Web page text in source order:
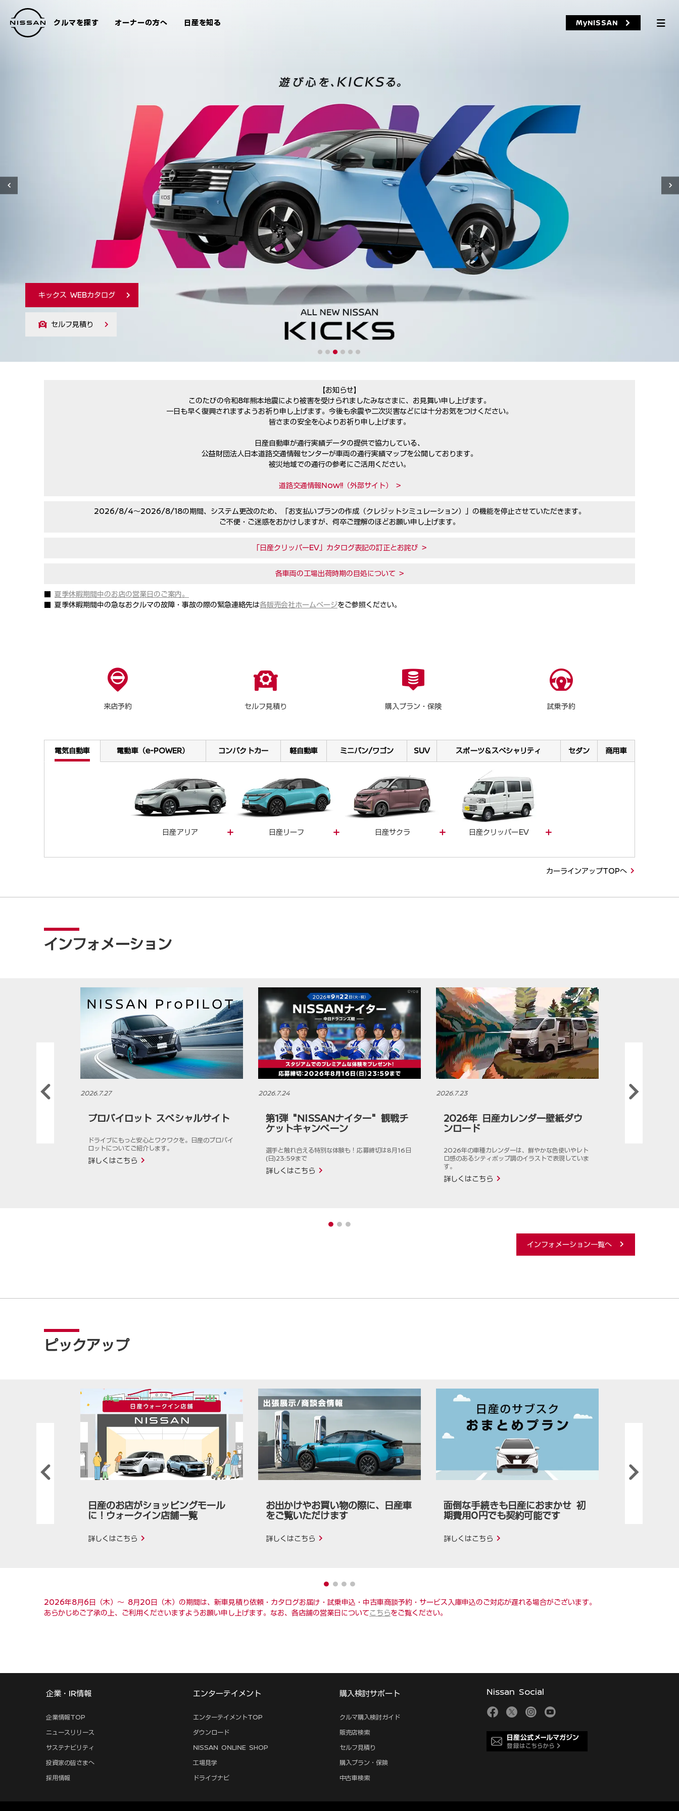
クルマを探す オーナーの方へ 日産を知る MyNISSAN
日産サクラ WEBカタログ
セルフ見積り
2 3 4 5 6
【お知らせ】
このたびの令和8年熊本地震により被害を受けられましたみなさまに、お見舞い申し上げます。
一日も早く復興されますようお祈り申し上げます。 今後も余震や二次災害などには十分お気をつけください。
皆さまの安全を心よりお祈り申し上げます。
日産自動車が通行実績データの提供で協力している、
公益財団法人日本道路交通情報センターが車両の通行実績マップを公開しております。
被災地域での通行の参考にご活用ください。
道路交通情報Now!!（外部サイト） >
2026/8/4〜2026/8/18の期間、システム更改のため、「お支払いプランの作成（クレジットシミュレーション）」の機能を停止させていただきます。
ご不便・ご迷惑をおかけしますが、何卒ご理解のほどお願い申し上げます。
「日産クリッパーEV」カタログ表記の訂正とお詫び >
各車両の工場出荷時期の目処について >
夏季休暇期間中のお店の営業日のご案内。
■ 夏季休暇期間中の急なおクルマの故障・事故の際の緊急連絡先は各販売会社ホームページをご参照ください。
来店予約 セルフ見積り 購入プラン・保険 試乗予約
電気自動車 電動車（e-POWER） コンパクトカー 軽自動車 ミニバン/ワゴン SUV スポーツ＆スペシャリティ セダン 商用車
日産アリア 日産リーフ 日産サクラ 日産クリッパーEV
カーラインアップTOPへ
インフォメーション
Previous
2026.7.27
プロパイロット スペシャルサイト
ドライブにもっと安心とワクワクを。日産のプロパイ
ロットについてご紹介します。
詳しくはこちら
2026.7.24
第1弾 "NISSANナイター" 観戦チ
ケットキャンペーン
選手と触れ合える特別な体験も！応募締切は8月16日
(日)23:59まで
詳しくはこちら
2026.7.23
2026年 日産カレンダー壁紙ダウ
ンロード
2026年の車種カレンダーは、鮮やかな色使いやレト
ロ感のあるシティポップ調のイラストで表現していま
す。
詳しくはこちら
2026.7.23
2 3
インフォメーション一覧へ
ピックアップ
Previous
日産のお店がショッピングモール
に！ウォークイン店舗一覧
詳しくはこちら
お出かけやお買い物の際に、日産車
をご覧いただけます
詳しくはこちら
面倒な手続きも日産におまかせ 初
期費用0円でも契約可能です
詳しくはこちら
2 3 4
2026年8月6日（木）～ 8月20日（木）の期間は、新車見積り依頼・カタログお届け・試乗申込・中古車商談予約・サービス入庫申込のご対応が遅れる場合がございます。
あらかじめご了承の上、ご利用くださいますようお願い申し上げます。なお、各店舗の営業日について こちらをご覧ください。
企業・IR情報
企業情報TOP
ニュースリリース
サステナビリティ
投資家の皆さまへ
採用情報
エンターテイメント
エンターテイメントTOP
ダウンロード
NISSAN ONLINE SHOP
工場見学
ドライブナビ
購入検討サポート
クルマ購入検討ガイド
販売店検索
セルフ見積り
購入プラン・保険
中古車検索
Nissan Social